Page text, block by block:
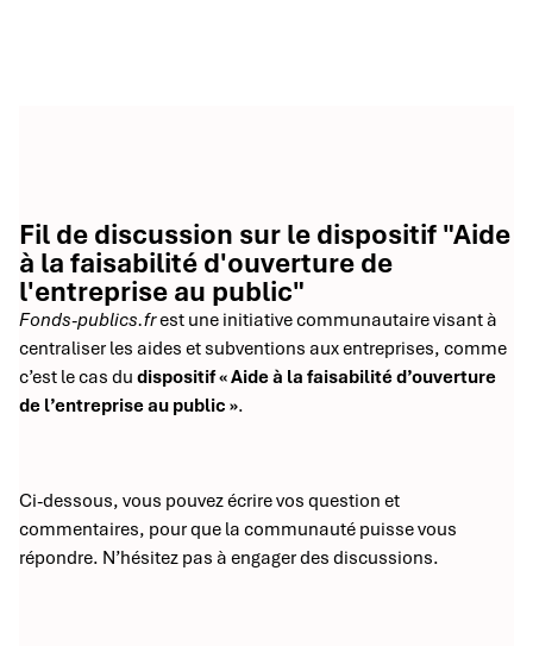
Fil de discussion sur le dispositif "Aide
à la faisabilité d'ouverture de
l'entreprise au public"
Fonds-publics.frest une initiative communautaire visant à
centraliser les aides et subventions aux entreprises, comme
c’est le cas du dispositif « Aide à la faisabilité d’ouverture
de l’entreprise au public ».
Ci-dessous, vous pouvez écrire vos question et
commentaires, pour que la communauté puisse vous
répondre. N’hésitez pas à engager des discussions.